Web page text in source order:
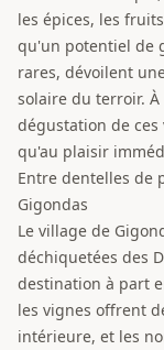
les épices, les
qu'un potentiel de
rares, dévoilent
solaire du terroir.
dégustation de
qu'au plaisir
Entre dentelles de
Gigondas
Le village de
déchiquetées des
destination à part
les vignes offrent
intérieure, et les